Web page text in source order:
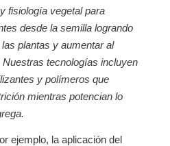
fisiología vegetal para
desde la semilla logrando
plantas y aumentar al
Nuestras tecnologías incluyen
y polímeros que
mientras potencian lo
ejemplo, la aplicación del